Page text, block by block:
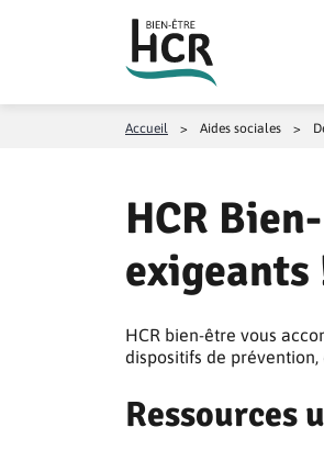
Accueil > Aides sociales >
HCR
exigeants
HCR bien-être vous
dispositifs de
Ressources